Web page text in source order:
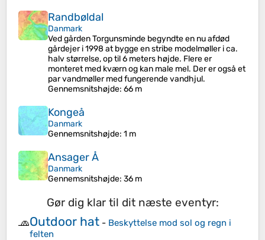
Randbøldal
Danmark
Ved gården Torgunsminde begyndte en nu afdød
gårdejer i 1998 at bygge en stribe modelmøller i ca.
halv størrelse, op til 6 meters højde. Flere er
monteret med kværn og kan male mel. Der er også et
par vandmøller med fungerende vandhjul.
Gennemsnitshøjde: 66 m
Kongeå
Danmark
Gennemsnitshøjde: 1 m
Ansager Å
Danmark
Gennemsnitshøjde: 36 m
Gør dig klar til dit næste eventyr:
🧢Outdoor hat - Beskyttelse mod sol og regn i
felten